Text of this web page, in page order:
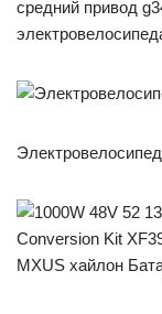
средний привод